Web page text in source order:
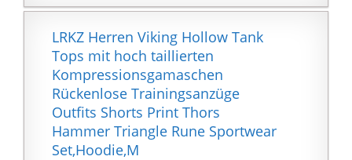
Leben erwecken. Wenn
Thors Ziegen, mit
denen er seinen
Streitwagen gezogen
hatte, starben, musste
Hergestellt aus
Baumwollpolyester, das
hautfreundlich, weich
LRKZ Herren Viking Hollow Tank
Tops mit hoch taillierten
Kompressionsgamaschen
Rückenlose Trainingsanzüge
Outfits Shorts Print Thors
Hammer Triangle Rune Sportwear
Set,Hoodie,M